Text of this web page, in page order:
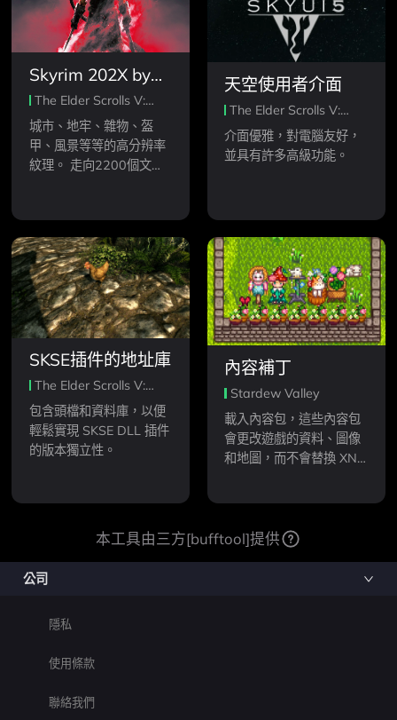
Skyrim 202X by
Pfuscher
The Elder Scrolls V:
Skyrim Special Edition
城市、地牢、雜物、盔
甲、風景等等的高分辨率
紋理。 走向2200個文
eon和Kofi支持我
天空使用者介面
The Elder Scrolls V:
Skyrim Special Edition
介面優雅，對電腦友好，
並具有許多高級功能。
SKSE插件的地址庫
The Elder Scrolls V:
Skyrim Special Edition
包含頭檔和資料庫，以便
輕鬆實現 SKSE DLL 插件
的版本獨立性。
內容補丁
Stardew Valley
載入內容包，這些內容包
會更改遊戲的資料、圖像
和地圖，而不會替換 XNB
本工具由三方[bufftool]提供
公司
隱私
使用條款
聯絡我們